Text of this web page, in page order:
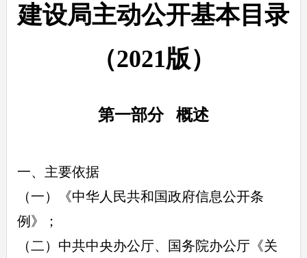
建设局主动公开基本目录
（2021版）
第一部分 概述
一、主要依据
（一）《中华人民共和国政府信息公开条
例》；
（二）中共中央办公厅、国务院办公厅《关